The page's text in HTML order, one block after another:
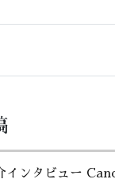
インタビュー